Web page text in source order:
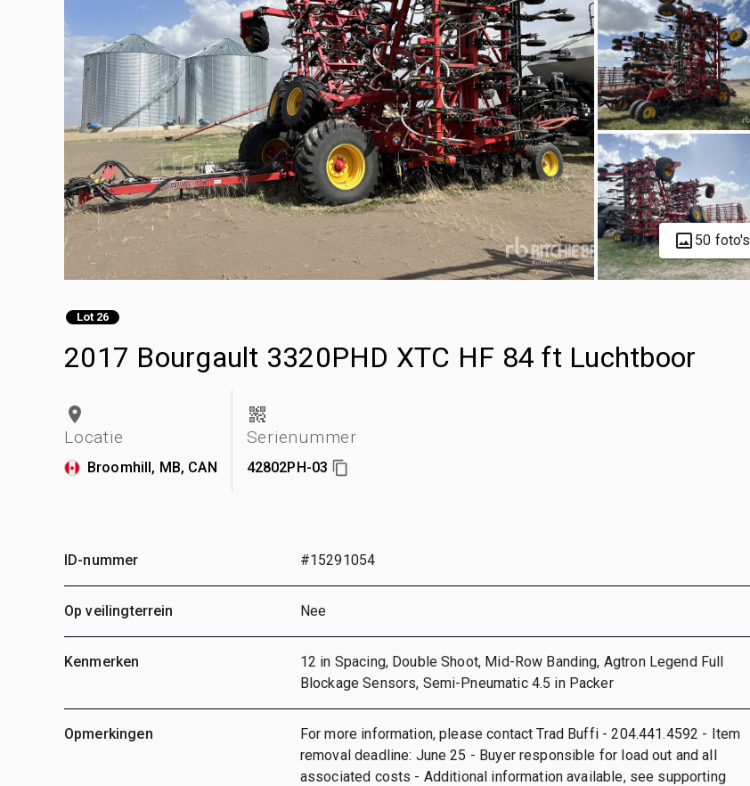
50 foto's
Lot 26
2017 Bourgault 3320PHD XTC HF 84 ft Luchtboor
Locatie
Broomhill, MB, CAN
Serienummer
42802PH-03
ID-nummer #15291054
Op veilingterrein Nee
Kenmerken
12 in Spacing, Double Shoot, Mid-Row Banding, Agtron Legend Full
Blockage Sensors, Semi-Pneumatic 4.5 in Packer
Opmerkingen
For more information, please contact Trad Buffi - 204.441.4592 - Item
removal deadline: June 25 - Buyer responsible for load out and all
associated costs - Additional information available, see supporting